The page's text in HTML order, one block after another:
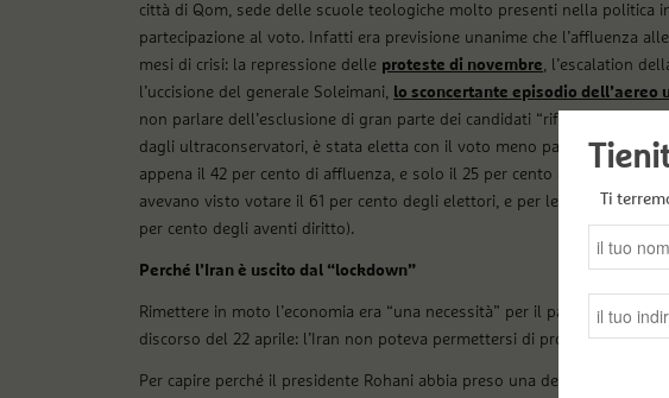
città di Qom, sede delle scuole teologiche molto presenti nella politica
partecipazione al voto. Infatti era previsione unanime che l’affluenza
mesi di crisi: la repressione delle proteste di novembre, l’escalation
l’uccisione del generale Soleimani, lo sconcertante episodio dell’aereo
non parlare dell’esclusione di gran parte dei candidati “riformisti”. E
dagli ultraconservatori, è stata eletta con il voto meno partecipato nella
appena il 42 per cento di affluenza, e solo il 25 per cento a Tehran (le
avevano visto votare il 61 per cento degli elettori, e per le presidenziali
per cento degli aventi diritto).
Perché l’Iran è uscito dal “lockdown”
Rimettere in moto l’economia era “una necessità” per il paese, ha
discorso del 22 aprile: l’Iran non poteva permettersi di prolungare il
Per capire perché il presidente Rohani abbia preso una decisione così
Ti